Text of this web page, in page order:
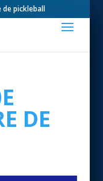
de pickleball
DE